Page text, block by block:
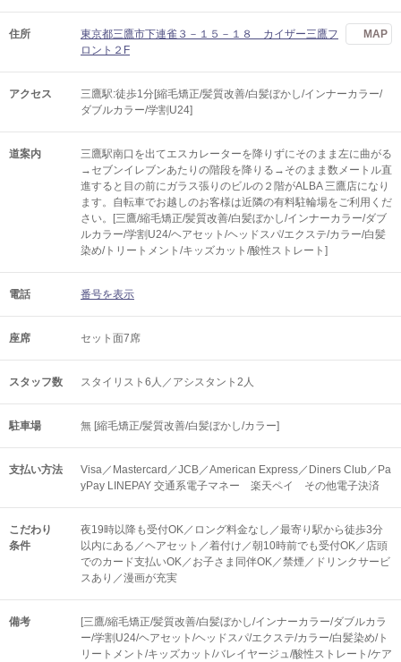
住所
東京都三鷹市下連雀３－１５－１８ カイザー三鷹フ
ロント２F
MAP
アクセス
三鷹駅:徒歩1分[縮毛矯正/髪質改善/白髪ぼかし/インナーカラー/
ダブルカラー/学割U24]
道案内
三鷹駅南口を出てエスカレーターを降りずにそのまま左に曲がる
→セブンイレブンあたりの階段を降りる→そのまま数メートル直
進すると目の前にガラス張りのビルの２階がALBA 三鷹店になり
ます。自転車でお越しのお客様は近隣の有料駐輪場をご利用くだ
さい。[三鷹/縮毛矯正/髪質改善/白髪ぼかし/インナーカラー/ダブ
ルカラー/学割U24/ヘアセット/ヘッドスパ/エクステ/カラー/白髪
染め/トリートメント/キッズカット/酸性ストレート]
電話 番号を表示
座席 セット面7席
スタッフ数 スタイリスト6人／アシスタント2人
駐車場 無 [縮毛矯正/髪質改善/白髪ぼかし/カラー]
支払い方法
Visa／Mastercard／JCB／American Express／Diners Club／Pa
yPay LINEPAY 交通系電子マネー 楽天ペイ その他電子決済
こだわり
条件
夜19時以降も受付OK／ロング料金なし／最寄り駅から徒歩3分
以内にある／ヘアセット／着付け／朝10時前でも受付OK／店頭
でのカード支払いOK／お子さま同伴OK／禁煙／ドリンクサービ
スあり／漫画が充実
備考
[三鷹/縮毛矯正/髪質改善/白髪ぼかし/インナーカラー/ダブルカラ
ー/学割U24/ヘアセット/ヘッドスパ/エクステ/カラー/白髪染め/ト
リートメント/キッズカット/バレイヤージュ/酸性ストレート/ケア